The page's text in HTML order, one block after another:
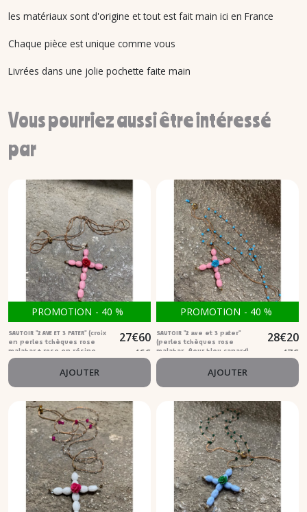
les matériaux sont d'origine et tout est fait main ici en France
Chaque pièce est unique comme vous
Livrées dans une jolie pochette faite main
Vous pourriez aussi être intéressé
par
PROMOTION - 40 %
SAUTOIR "2 AVE ET 3 PATER" (croix
en perles tchèques rose
malabar + rose en résine
rouge)
27€60
46€
AJOUTER
PROMOTION - 40 %
SAUTOIR "2 ave et 3 pater"
(perles tchèques rose
malabar ,fleur bleu canard)
28€20
47€
AJOUTER